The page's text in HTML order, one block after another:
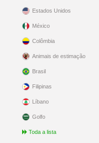
Estados Unidos
México
Colômbia
Animais de estimação
Brasil
Filipinas
Líbano
Golfo
Toda a lista